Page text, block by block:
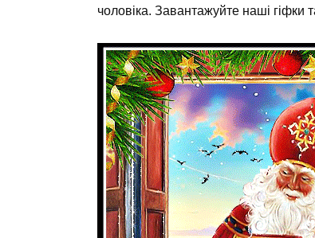
чоловіка. Завантажуйте наші гіфки